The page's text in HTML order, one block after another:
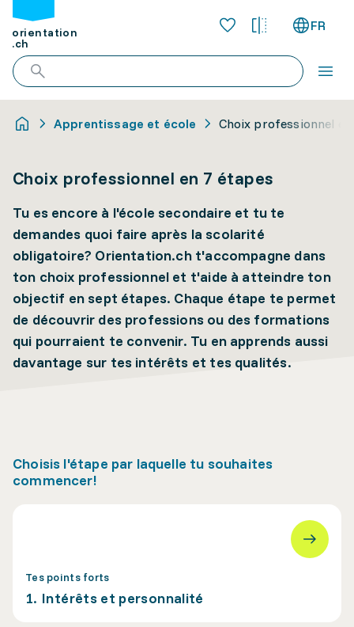
orientation
.ch
FR
Apprentissage et école Choix professionnel
Choix professionnel en 7 étapes
Tu es encore à l'école secondaire et tu te
demandes quoi faire après la scolarité
obligatoire? Orientation.ch t'accompagne dans
ton choix professionnel et t'aide à atteindre ton
objectif en sept étapes. Chaque étape te permet
de découvrir des professions ou des formations
qui pourraient te convenir. Tu en apprends aussi
davantage sur tes intérêts et tes qualités.
Choisis l'étape par laquelle tu souhaites
commencer!
Tes points forts
1. Intérêts et personnalité